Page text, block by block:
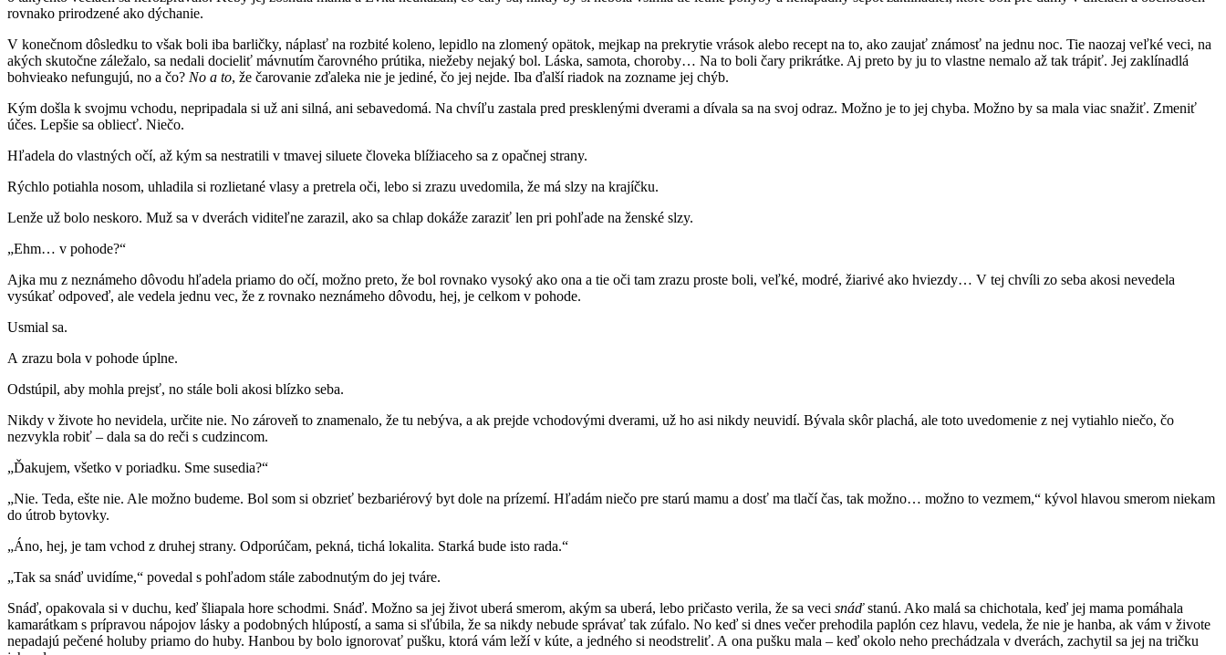
rovnako prirodzené ako dýchanie.
V konečnom dôsledku to však boli iba barličky, náplasť na rozbité koleno, lepidlo na zlomený opätok, mejkap na prekrytie vrások alebo recept na to, ako zaujať známosť na jednu noc. Tie naozaj veľké veci, na
akých skutočne záležalo, sa nedali docieliť mávnutím čarovného prútika, niežeby nejaký bol. Láska, samota, choroby… Na to boli čary prikrátke. Aj preto by ju to vlastne nemalo až tak trápiť. Jej zaklínadlá
bohvieako nefungujú, no a čo? No a to, že čarovanie zďaleka nie je jediné, čo jej nejde. Iba ďalší riadok na zozname jej chýb.
Kým došla k svojmu vchodu, nepripadala si už ani silná, ani sebavedomá. Na chvíľu zastala pred presklenými dverami a dívala sa na svoj odraz. Možno je to jej chyba. Možno by sa mala viac snažiť. Zmeniť
účes. Lepšie sa obliecť. Niečo.
Hľadela do vlastných očí, až kým sa nestratili v tmavej siluete človeka blížiaceho sa z opačnej strany.
Rýchlo potiahla nosom, uhladila si rozlietané vlasy a pretrela oči, lebo si zrazu uvedomila, že má slzy na krajíčku.
Lenže už bolo neskoro. Muž sa v dverách viditeľne zarazil, ako sa chlap dokáže zaraziť len pri pohľade na ženské slzy.
„Ehm… v pohode?“
Ajka mu z neznámeho dôvodu hľadela priamo do očí, možno preto, že bol rovnako vysoký ako ona a tie oči tam zrazu proste boli, veľké, modré, žiarivé ako hviezdy… V tej chvíli zo seba akosi nevedela
vysúkať odpoveď, ale vedela jednu vec, že z rovnako neznámeho dôvodu, hej, je celkom v pohode.
Usmial sa.
A zrazu bola v pohode úplne.
Odstúpil, aby mohla prejsť, no stále boli akosi blízko seba.
Nikdy v živote ho nevidela, určite nie. No zároveň to znamenalo, že tu nebýva, a ak prejde vchodovými dverami, už ho asi nikdy neuvidí. Bývala skôr plachá, ale toto uvedomenie z nej vytiahlo niečo, čo
nezvykla robiť – dala sa do reči s cudzincom.
„Ďakujem, všetko v poriadku. Sme susedia?“
„Nie. Teda, ešte nie. Ale možno budeme. Bol som si obzrieť bezbariérový byt dole na prízemí. Hľadám niečo pre starú mamu a dosť ma tlačí čas, tak možno… možno to vezmem,“ kývol hlavou smerom niekam
do útrob bytovky.
„Áno, hej, je tam vchod z druhej strany. Odporúčam, pekná, tichá lokalita. Starká bude isto rada.“
„Tak sa snáď uvidíme,“ povedal s pohľadom stále zabodnutým do jej tváre.
Snáď, opakovala si v duchu, keď šliapala hore schodmi. Snáď. Možno sa jej život uberá smerom, akým sa uberá, lebo pričasto verila, že sa veci snáďstanú. Ako malá sa chichotala, keď jej mama pomáhala
kamarátkam s prípravou nápojov lásky a podobných hlúpostí, a sama si sľúbila, že sa nikdy nebude správať tak zúfalo. No keď si dnes večer prehodila paplón cez hlavu, vedela, že nie je hanba, ak vám v živote
nepadajú pečené holuby priamo do huby. Hanbou by bolo ignorovať pušku, ktorá vám leží v kúte, a jedného si neodstreliť. A ona pušku mala – keď okolo neho prechádzala v dverách, zachytil sa jej na tričku